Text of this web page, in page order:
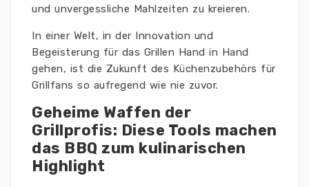
und unvergessliche Mahlzeiten zu kreieren.
In einer Welt, in der Innovation und
Begeisterung für das Grillen Hand in Hand
gehen, ist die Zukunft des Küchenzubehörs für
Grillfans so aufregend wie nie zuvor.
Geheime Waffen der
Grillprofis: Diese Tools machen
das BBQ zum kulinarischen
Highlight